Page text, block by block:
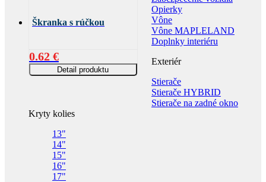
Škranka s rúčkou
0.62 €
Detail produktu
Opierky
Vône
Vône MAPLELAND
Doplnky interiéru
Exteriér
Stierače
Stierače HYBRID
Stierače na zadné okno
Kryty kolies
13"
14"
15"
16"
17"